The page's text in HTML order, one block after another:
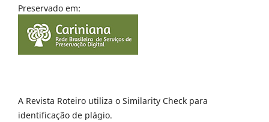
Preservado em:
A Revista Roteiro utiliza o Similarity Check para
identificação de plágio.